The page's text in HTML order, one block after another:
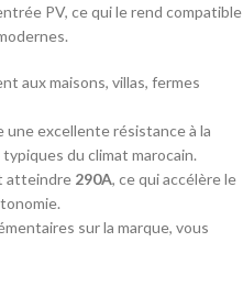
PV, ce qui le rend compatible
aux maisons, villas, fermes
une excellente résistance à la
du climat marocain.
atteindre 290A, ce qui accélère le
sur la marque, vous